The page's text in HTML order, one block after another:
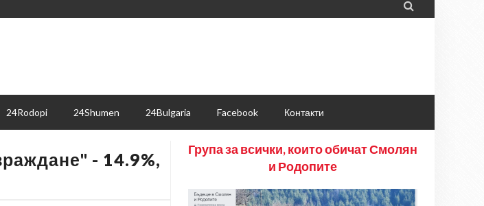

24Rodopi 24Shumen 24Bulgaria Facebook Контакти
- 14.9%,
Група за всички, които обичат Смолян
и Родопите